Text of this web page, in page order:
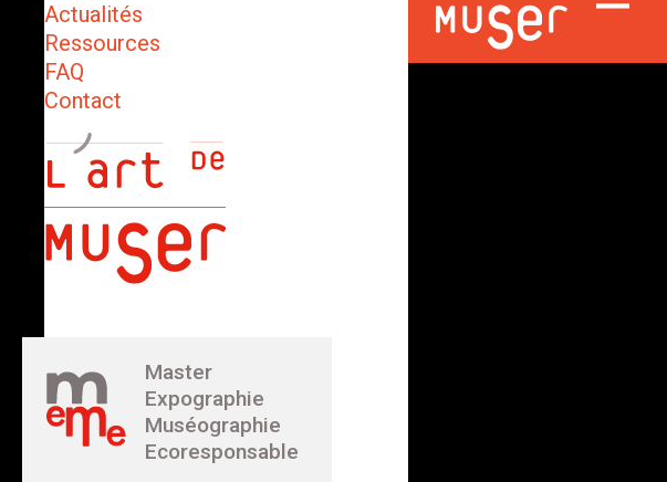
Actualités
Ressources
FAQ
Contact
Master
Expographie
Muséographie
Ecoresponsable